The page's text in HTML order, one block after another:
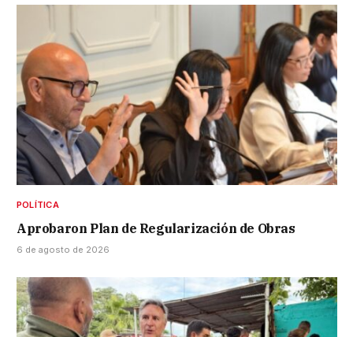
POLÍTICA
Aprobaron Plan de Regularización de Obras
6 de agosto de 2026